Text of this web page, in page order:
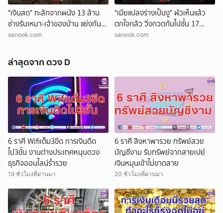
"เงินสด" ทะลักจากผนัง 13 ล้าน
ช่างรับเหมา-เจ้าของบ้าน แย่งกัน
วุ่น สุดท้ายศาลตัดสินให้ใคร?!
sanook.com
"เมียแปลงร่างเป็นงู" ผัวเห็นแล้ว
ตกใจกลัว วิ่งกวดกันไปชั้น 17
ตร.เผยบทสรุปคดีสุดแปลก!
sanook.com
ล่าสุดจาก ดวง D
6 ราศี Wifiเต็ม3ขีด การเงินดีด
ไป3ขั้น งานต่างประเทศหนุนดวง
ธุรกิจออนไลน์ร่ำรวย
19 ชั่วโมงที่ผ่านมา
6 ราศี สิงหาพารวย ทรัพย์สวย
บัญชีงาม รับทรัพย์จากสายเปย์
เงินหมุนเข้าไม่ขาดสาย
20 ชั่วโมงที่ผ่านมา